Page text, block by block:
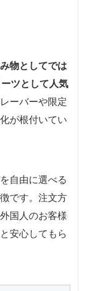
物としてでは
ツとして人気
ーバーや限定
が根付いてい
自由に選べる
です。注文方
国人のお客様
安心してもら